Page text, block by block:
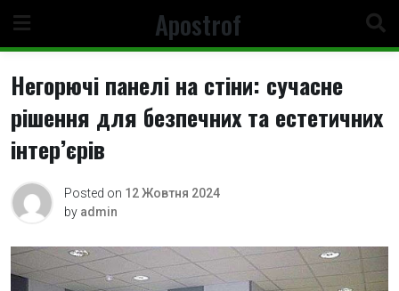
content
Apostrof
Негорючі панелі на стіни: сучасне
рішення для безпечних та естетичних
інтер’єрів
Posted on 12 Жовтня 2024
by admin